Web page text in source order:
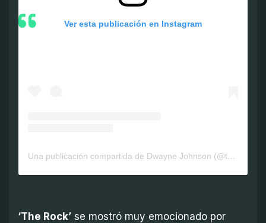
Ver esta publicación en Instagram
Una publicación compartida de Dwayne Johnson (@therock)
‘The Rock’ se mostró muy emocionado por